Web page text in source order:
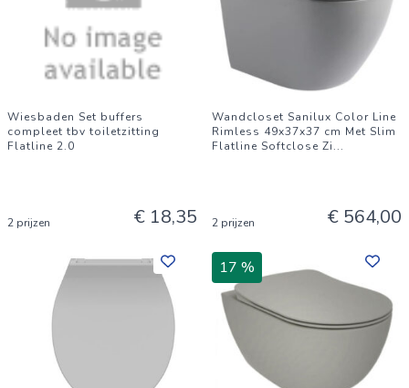
Wiesbaden Set buffers
compleet tbv toiletzitting
Flatline 2.0
2 prijzen € 18,35
Wandcloset Sanilux Color Line
Rimless 49x37x37 cm Met Slim
Flatline Softclose Zi...
2 prijzen € 564,00
17 %